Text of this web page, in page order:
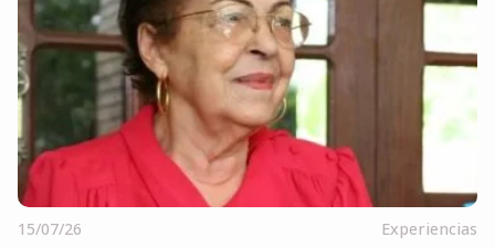
15/07/26 Experiencias